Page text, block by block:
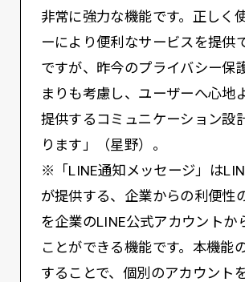
非常に強力な機能です。正しく
ーにより便利なサービスを提供
ですが、昨今のプライバシー保
まりも考慮し、ユーザーへ心地
提供するコミュニケーション設
ります」（星野）。
※「LINE通知メッセージ」は
が提供する、企業からの利便性
を企業のLINE公式アカウントか
ことができる機能です。本機能
することで、個別のアカウント